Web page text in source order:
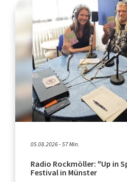
05.08.2026 - 57 Min.
Radio Rockmöller: "Up in
Festival in Münster